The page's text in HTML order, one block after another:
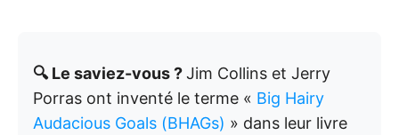
🔍 Le saviez-vous ?Jim Collins et Jerry
Porras ont inventé le terme « Big Hairy
Audacious Goals (BHAGs) » dans leur livre